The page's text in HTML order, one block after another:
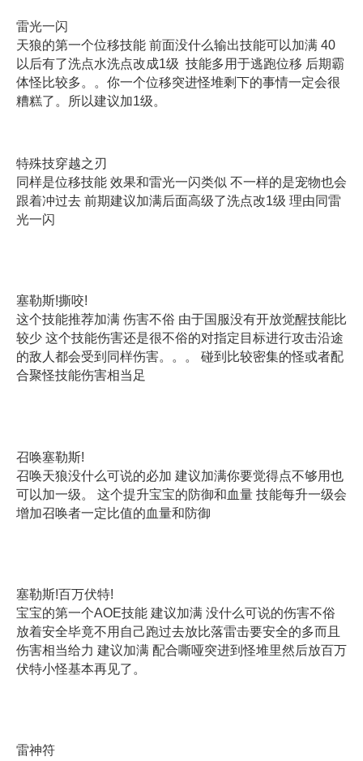
雷光一闪
天狼的第一个位移技能 前面没什么输出技能可以加满 40
以后有了洗点水洗点改成1级 技能多用于逃跑位移 后期霸
体怪比较多。。你一个位移突进怪堆剩下的事情一定会很
糟糕了。所以建议加1级。
特殊技穿越之刃
同样是位移技能 效果和雷光一闪类似 不一样的是宠物也会
跟着冲过去 前期建议加满后面高级了洗点改1级 理由同雷
光一闪
塞勒斯!撕咬!
这个技能推荐加满 伤害不俗 由于国服没有开放觉醒技能比
较少 这个技能伤害还是很不俗的对指定目标进行攻击沿途
的敌人都会受到同样伤害。。。 碰到比较密集的怪或者配
合聚怪技能伤害相当足
召唤塞勒斯!
召唤天狼没什么可说的必加 建议加满你要觉得点不够用也
可以加一级。 这个提升宝宝的防御和血量 技能每升一级会
增加召唤者一定比值的血量和防御
塞勒斯!百万伏特!
宝宝的第一个AOE技能 建议加满 没什么可说的伤害不俗
放着安全毕竟不用自己跑过去放比落雷击要安全的多而且
伤害相当给力 建议加满 配合嘶哑突进到怪堆里然后放百万
伏特小怪基本再见了。
雷神符